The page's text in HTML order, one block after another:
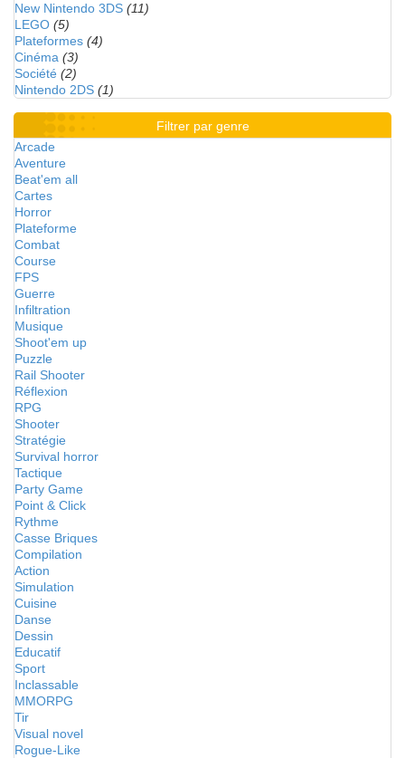
New Nintendo 3DS (11)
LEGO (5)
Plateformes (4)
Cinéma (3)
Société (2)
Nintendo 2DS (1)
Filtrer par genre
Arcade
Aventure
Beat'em all
Cartes
Horror
Plateforme
Combat
Course
FPS
Guerre
Infiltration
Musique
Shoot'em up
Puzzle
Rail Shooter
Réflexion
RPG
Shooter
Stratégie
Survival horror
Tactique
Party Game
Point & Click
Rythme
Casse Briques
Compilation
Action
Simulation
Cuisine
Danse
Dessin
Educatif
Sport
Inclassable
MMORPG
Tir
Visual novel
Rogue-Like